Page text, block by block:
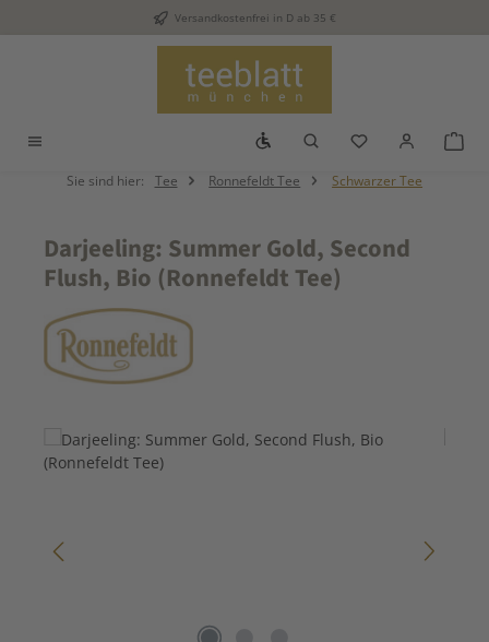
Zum Hauptinhalt springenVersandkostenfrei in D ab 35 €
Werkzeugleiste anzeigen
Du hast 0
Sie sind hier: Tee Ronnefeldt Tee Schwarzer Tee
Darjeeling: Summer Gold, Second
Flush, Bio (Ronnefeldt Tee)
Bildergalerie überspringen